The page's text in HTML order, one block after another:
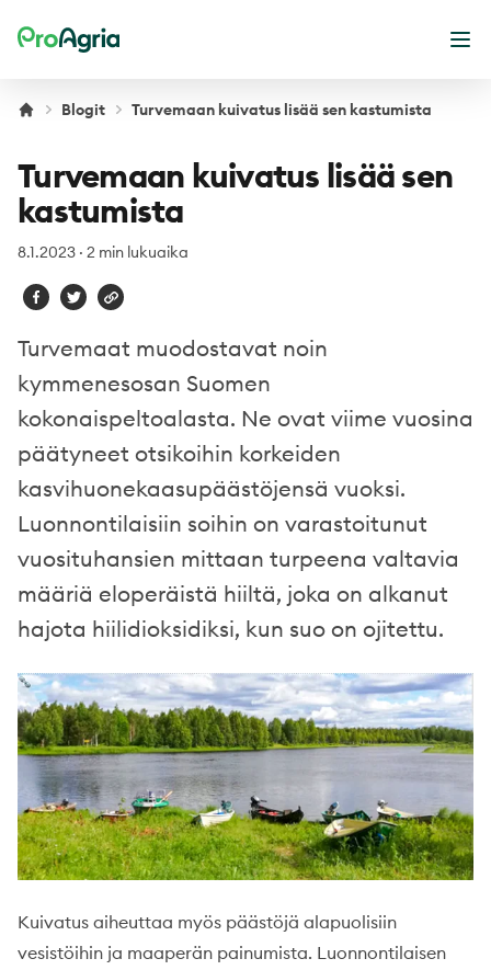
ProAgria
Blogit Turvemaan kuivatus lisää sen kastumista
Turvemaan kuivatus lisää sen
kastumista
8.1.2023 · 2 min lukuaika
Turvemaat muodostavat noin
kymmenesosan Suomen
kokonaispeltoalasta. Ne ovat viime vuosina
päätyneet otsikoihin korkeiden
kasvihuonekaasupäästöjensä vuoksi.
Luonnontilaisiin soihin on varastoitunut
vuosituhansien mittaan turpeena valtavia
määriä eloperäistä hiiltä, joka on alkanut
hajota hiilidioksidiksi, kun suo on ojitettu.
Kuivatus aiheuttaa myös päästöjä alapuolisiin
vesistöihin ja maaperän painumista. Luonnontilaisen